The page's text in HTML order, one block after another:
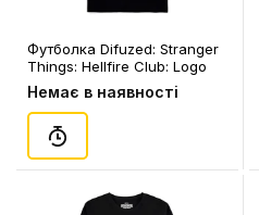
Футболка Difuzed: Stranger
Things: Hellfire Club: Logo
(L), (154924)
Немає в наявності